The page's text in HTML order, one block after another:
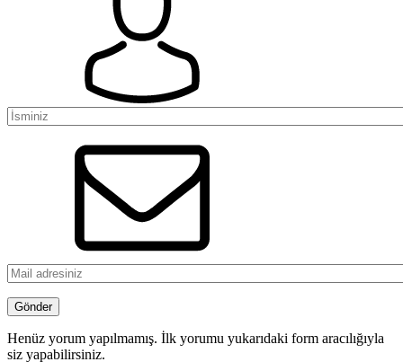
Henüz yorum yapılmamış. İlk yorumu yukarıdaki form aracılığıyla
siz yapabilirsiniz.